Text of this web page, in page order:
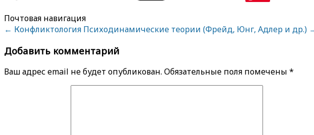
Почтовая навигация
← Конфликтология Психодинамические теории (Фрейд, Юнг, Адлер и др.)
Добавить комментарий
Ваш адрес email не будет опубликован. Обязательные поля помечены *